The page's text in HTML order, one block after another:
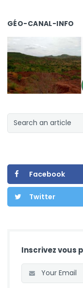
GÉO-CANAL-INFO
Facebook
Twitter
Inscrivez vous